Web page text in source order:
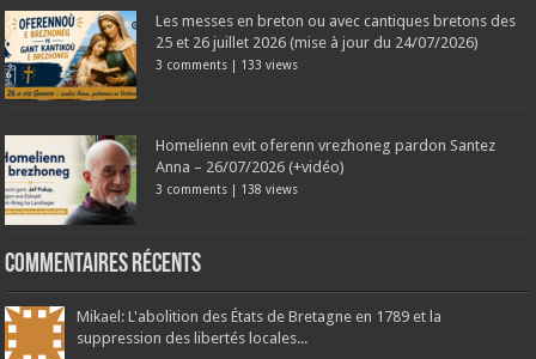
Les messes en breton ou avec cantiques bretons des
25 et 26 juillet 2026 (mise à jour du 24/07/2026)
3 comments | 133 views
Homelienn evit oferenn vrezhoneg pardon Santez
Anna – 26/07/2026 (+vidéo)
3 comments | 138 views
Commentaires récents
Mikael: L'abolition des États de Bretagne en 1789 et la
suppression des libertés locales...